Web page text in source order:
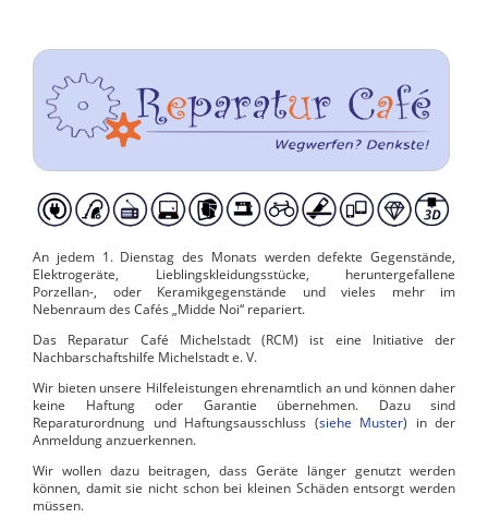
An jedem 1. Dienstag des Monats werden defekte Gegenstände,
Elektrogeräte, Lieblingskleidungsstücke, heruntergefallene
Porzellan-, oder Keramikgegenstände und vieles mehr im
Nebenraum des Cafés „Midde Noi“ repariert.
Das Reparatur Café Michelstadt (RCM) ist eine Initiative der
Nachbarschaftshilfe Michelstadt e. V.
Wir bieten unsere Hilfeleistungen ehrenamtlich an und können daher
keine Haftung oder Garantie übernehmen. Dazu sind
Reparaturordnung und Haftungsausschluss (siehe Muster) in der
Anmeldung anzuerkennen.
Wir wollen dazu beitragen, dass Geräte länger genutzt werden
können, damit sie nicht schon bei kleinen Schäden entsorgt werden
müssen.